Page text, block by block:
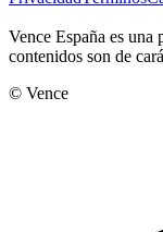
Vence España es
contenidos son de
© Vence